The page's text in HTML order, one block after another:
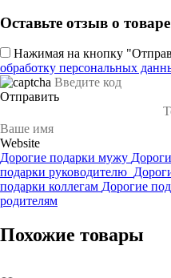
Оставьте отзыв о товаре
Нажимая на кнопку
обработку персональных
Отправить
Website
Дорогие подарки мужу
подарки руководителю
подарки коллегам Дорогие
родителям
Похожие товары